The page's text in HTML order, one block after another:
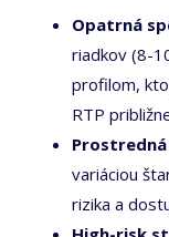
Opatrná
riadkov (8-
profilom,
RTP
variáciou
rizika a